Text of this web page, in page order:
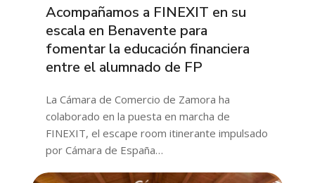
Acompañamos a FINEXIT en su
escala en Benavente para
fomentar la educación financiera
entre el alumnado de FP
La Cámara de Comercio de Zamora ha
colaborado en la puesta en marcha de
FINEXIT, el escape room itinerante impulsado
por Cámara de España…